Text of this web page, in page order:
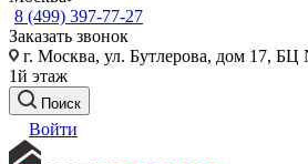
8 (499) 397-77-27
Заказать звонок
г. Москва, ул. Бутлерова, дом 17, БЦ
1й этаж
Поиск
Войти